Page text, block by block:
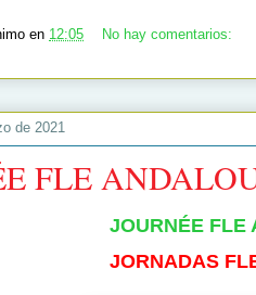
en 12:05
No hay comentarios:
de 2021
FLE
JOURNÉE FLE
JORNADAS